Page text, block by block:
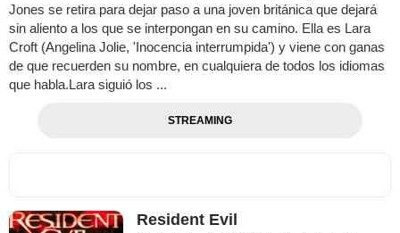
Jones se retira para dejar paso a una joven británica que dejará
sin aliento a los que se interpongan en su camino. Ella es Lara
Croft (Angelina Jolie, 'Inocencia interrumpida') y viene con ganas
de que recuerden su nombre, en cualquiera de todos los idiomas
que habla.Lara siguió los ...
STREAMING
Resident Evil